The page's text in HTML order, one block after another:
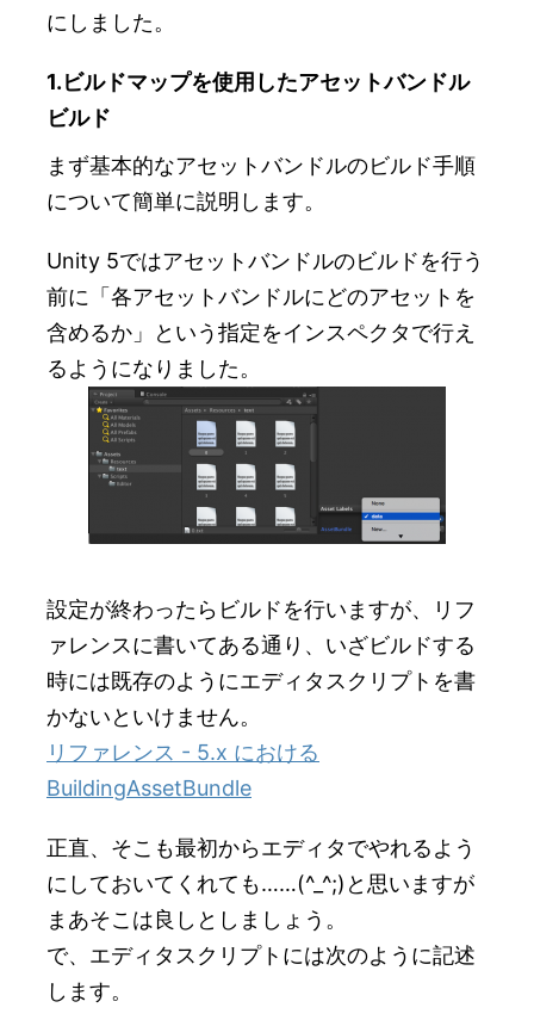
にしました。
1.ビルドマップを使用したアセットバンドル
ビルド
まず基本的なアセットバンドルのビルド手順
について簡単に説明します。
Unity 5ではアセットバンドルのビルドを行う
前に「各アセットバンドルにどのアセットを
含めるか」という指定をインスペクタで行え
るようになりました。
設定が終わったらビルドを行いますが、リフ
ァレンスに書いてある通り、いざビルドする
時には既存のようにエディタスクリプトを書
かないといけません。
リファレンス - 5.x における
BuildingAssetBundle
正直、そこも最初からエディタでやれるよう
にしておいてくれても……(^_^;)と思いますが
まあそこは良しとしましょう。
で、エディタスクリプトには次のように記述
します。